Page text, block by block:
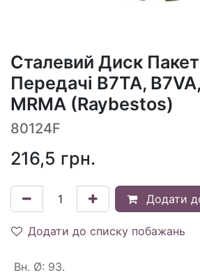
Сталевий Диск
Передачі B7TA,
MRMA (Raybestos)
80124F
216,5 грн.
Додати
Додати до списку побажань
Вн. Ø: 93.